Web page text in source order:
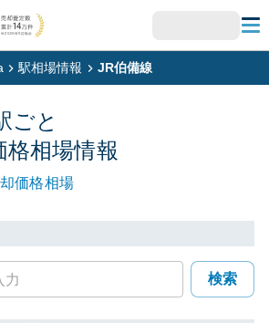
駅相場情報 JR伯備線
ごと
格相場情報
価格相場
検索